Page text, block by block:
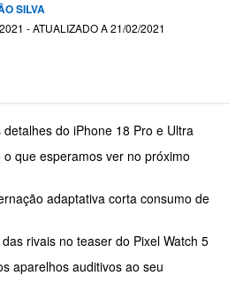
SILVA
- ATUALIZADO A 21/02/2021
do iPhone 18 Pro e Ultra
que esperamos ver no próximo
adaptativa corta consumo de
rivais no teaser do Pixel Watch 5
aparelhos auditivos ao seu